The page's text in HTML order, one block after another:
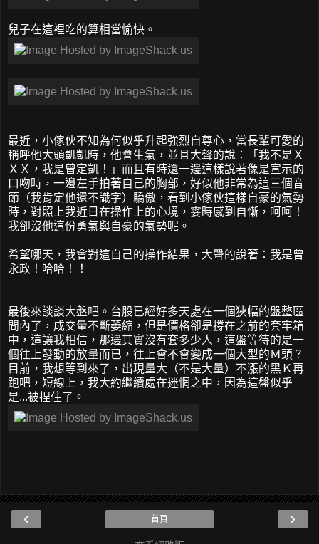
兒子在這裡吃的算相當愉快。
最近，小傢伙不知為何似乎升起強烈自尊心，當長輩可愛的
稱呼他大頭凱凱時，他會生氣，並且大聲的說：「我不是Ｘ
ＸＸ，我是曾定凱！」而且有時還一邊這樣說著像是宣示的
口吻時，一邊左手拍著自己的胸部，好似他非常為這三個音
節（我肯定他還不識字）驕傲，看到小傢伙這樣自豪的氣勢
時，對照上我近日在操作上的心境，霎時感到自慚，呵呵！
我卻沒他這份勇氣與自豪的氣勢呢。
希望哪天，我會對這自己的操作結果，大聲的說著：我是曾
永政！哈哈！！
最後來談談大盤吧。台股已經好多天處在一個狹幅的盤整區
間內了，成交量不斷萎縮，但是價格卻是撐在之前的套牢箱
中，這讓我相信，那邊其實沒有套多少人，這盤等待的是一
個往上發動的放量而已，往上會不會變成一個大型的Ｍ頭？
目前，我想等到來了，出現量大（不是大量）不漲的黑Ｋ再
跑吧，短線上，我大約繼續處在迷惘之中，因為這盤似乎
是...被捏住了。
‹ ›
首頁